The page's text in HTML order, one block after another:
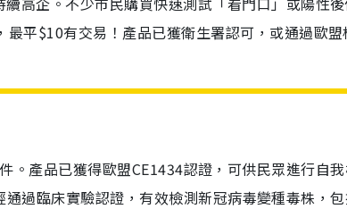
平$10有交易！產品已獲衛生署認可，或通過歐盟
產品已獲得歐盟CE1434認證，可供民眾進行自
過臨床實驗認證，有效檢測新冠病毒變種毒株，